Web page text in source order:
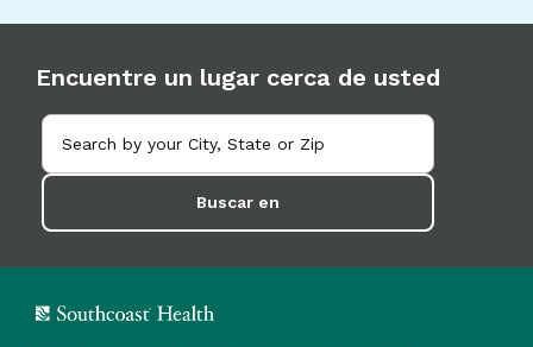
Encuentre un lugar cerca de usted
Buscar en